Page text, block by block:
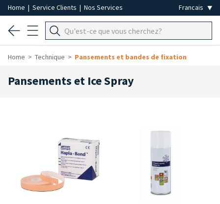
Home | Service Clients | Nos Services
Home Technique Pansements et bandes de fixation
Pansements et Ice Spray